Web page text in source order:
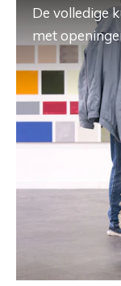
De volledige
met